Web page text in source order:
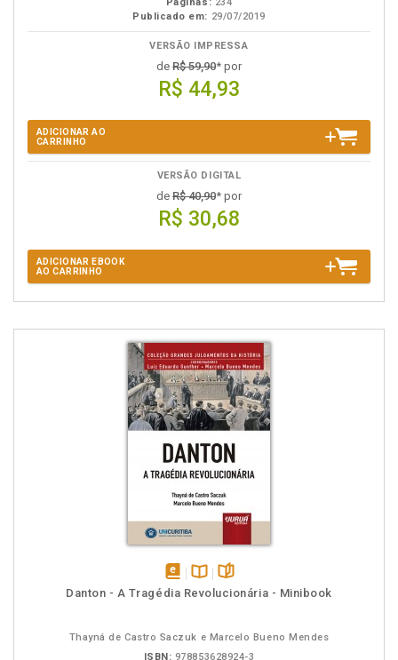
Publicado em: 29/07/2019
VERSÃO IMPRESSA
de R$ 59,90* por
R$ 44,93
ADICIONAR AO
CARRINHO
VERSÃO DIGITAL
de R$ 40,90* por
R$ 30,68
ADICIONAR EBOOK
AO CARRINHO
disponívelDisponível
páginas
Danton - A Tragédia Revolucionária - Minibook
Thayná de Castro Saczuk e Marcelo Bueno Mendes
ISBN: 978853628924-3